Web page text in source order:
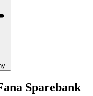
Sparebank